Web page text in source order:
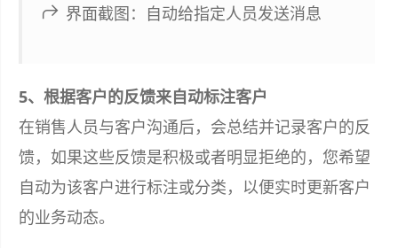
界面截图：自动给指定人员发送消息
5、根据客户的反馈来自动标注客户
在销售人员与客户沟通后，会总结并记录客户的反
馈，如果这些反馈是积极或者明显拒绝的，您希望
自动为该客户进行标注或分类，以便实时更新客户
的业务动态。